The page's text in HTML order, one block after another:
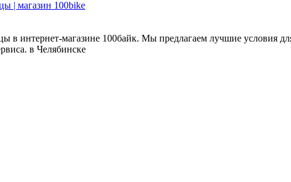
интернет-магазине 100байк. Мы предлагаем лучшие условия
в Челябинске